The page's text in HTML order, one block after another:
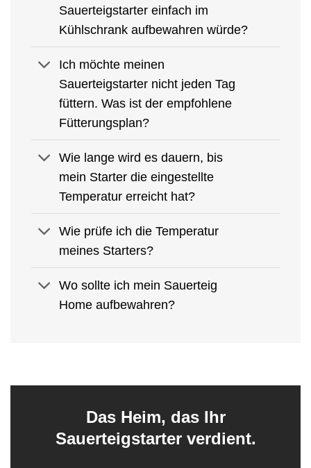
Sauerteigstarter einfach im
Kühlschrank aufbewahren würde?
Ich möchte meinen
Sauerteigstarter nicht jeden Tag
füttern. Was ist der empfohlene
Fütterungsplan?
Wie lange wird es dauern, bis
mein Starter die eingestellte
Temperatur erreicht hat?
Wie prüfe ich die Temperatur
meines Starters?
Wo sollte ich mein Sauerteig
Home aufbewahren?
Das Heim, das Ihr
Sauerteigstarter verdient.